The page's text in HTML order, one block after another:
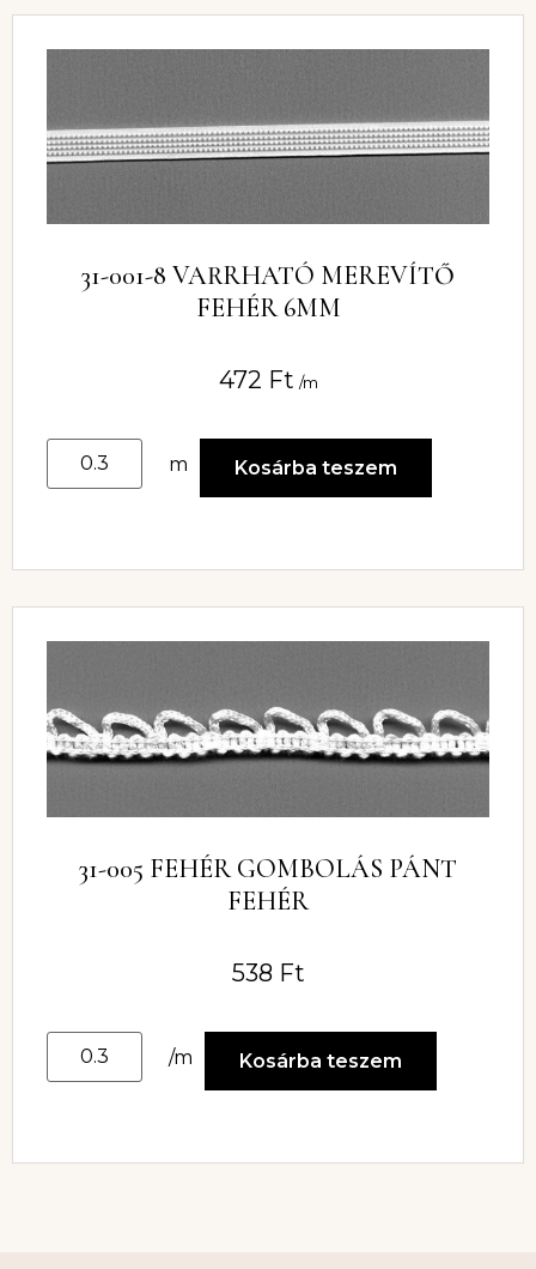
31-001-8 VARRHATÓ MEREVÍTŐ
FEHÉR 6MM
472 Ft /m
m Kosárba teszem
31-005 FEHÉR GOMBOLÁS PÁNT
FEHÉR
538 Ft
/m Kosárba teszem